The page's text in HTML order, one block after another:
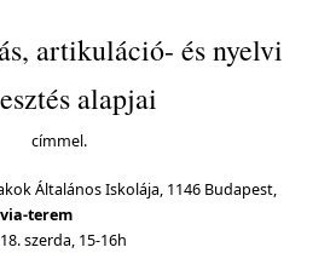
artikuláció- és nyelvi
alapjai
címmel.
Általános Iskolája, 1146 Budapest,
terem
szerda, 15-16h